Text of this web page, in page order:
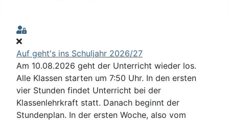
Sign In
Auf geht's ins Schuljahr 2026/27
Am 10.08.2026 geht der Unterricht wieder los.
Alle Klassen starten um 7:50 Uhr. In den ersten
vier Stunden findet Unterricht bei der
Klassenlehrkraft statt. Danach beginnt der
Stundenplan. In der ersten Woche, also vom